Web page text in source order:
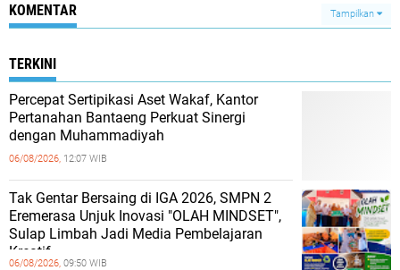
KOMENTAR Tampilkan
TERKINI
Percepat Sertipikasi Aset Wakaf, Kantor
Pertanahan Bantaeng Perkuat Sinergi
dengan Muhammadiyah
06/08/2026, 12:07 WIB
Tak Gentar Bersaing di IGA 2026, SMPN 2
Eremerasa Unjuk Inovasi "OLAH MINDSET",
Sulap Limbah Jadi Media Pembelajaran
Kreatif
06/08/2026, 09:50 WIB